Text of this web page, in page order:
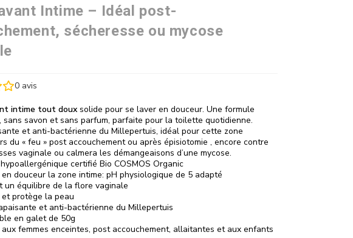
Intime – Idéal post-
sécheresse ou mycose
0avis
intime tout douxsolide pour se laver en douceur. Une formule
sans savon et sans parfum, parfaite pour la toilette quotidienne.
et anti-bactérienne du Millepertuis, idéal pour cette zone
du « feu » post accouchement ou après épisiotomie , encore contre
vaginale ou calmera les démangeaisons d’une mycose.
certifié Bio COSMOS Organic
douceur la zone intime: pH physiologique de 5 adapté
un équilibre de la flore vaginale
protège la peau
et anti-bactérienne du Millepertuis
en galet de 50g
femmes enceintes, post accouchement, allaitantes et aux enfants